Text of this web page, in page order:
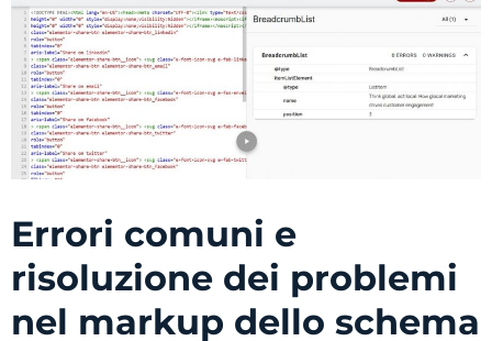
Errori comuni e
risoluzione dei problemi
nel markup dello schema